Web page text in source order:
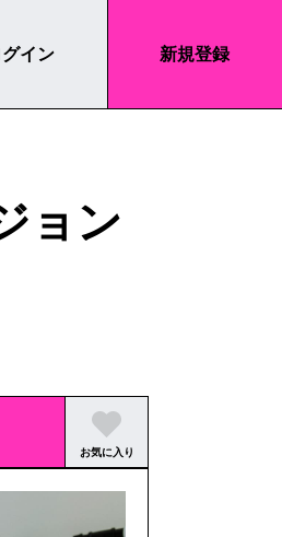
グイン 新規登録
ョン
お気に入り